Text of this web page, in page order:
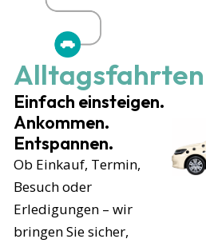
Alltagsfahrten
Einfach einsteigen.
Ankommen.
Entspannen.
Ob Einkauf, Termin,
Besuch oder
Erledigungen – wir
bringen Sie sicher,